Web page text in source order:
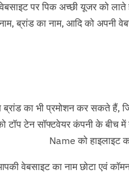
पर पिक अच्छी यूजर को
ब्रांड का नाम, आदि को अपनी
का भी प्रमोशन कर सकते हैं,
टॉप टेन सॉफ्टवेयर कंपनी के बीच
Name को
वेबसाइट का नाम छोटा एवं